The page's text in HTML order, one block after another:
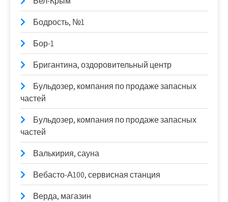
Бодрость, №1
Бор-1
Бригантина, оздоровительный центр
Бульдозер, компания по продаже запасных
частей
Бульдозер, компания по продаже запасных
частей
Валькирия, сауна
Вебасто-А100, сервисная станция
Верда, магазин